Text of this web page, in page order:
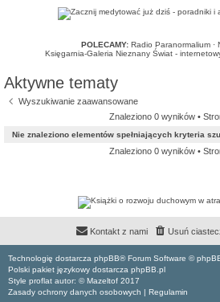
POLECAMY: Radio Paranormalium·
Księgarnia-Galeria Nieznany Świat -
Aktywne tematy
Wyszukiwanie zaawansowane
Znaleziono 0 wyników •
Nie znaleziono elementów spełniających kryteria
Znaleziono 0 wyników •
Usuń
Kontakt z nami
Technologię dostarcza phpBB® Forum Software ©
Polski pakiet językowy dostarcza phpBB.pl
Style proflat autor: ©Mazeltof 2017
Zasady ochrony danych osobowych | Regulamin